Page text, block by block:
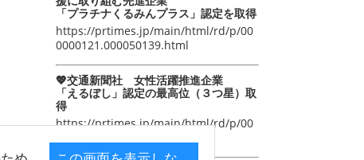
「プラチナくるみんプラス」認定を取得
https://prtimes.jp/main/html/rd/p/00
0000121.000050139.html
💖交通新聞社 女性活躍推進企業
「えるぼし」認定の最高位（３つ星）取
得
https://prtimes.jp/main/html/rd/p/00